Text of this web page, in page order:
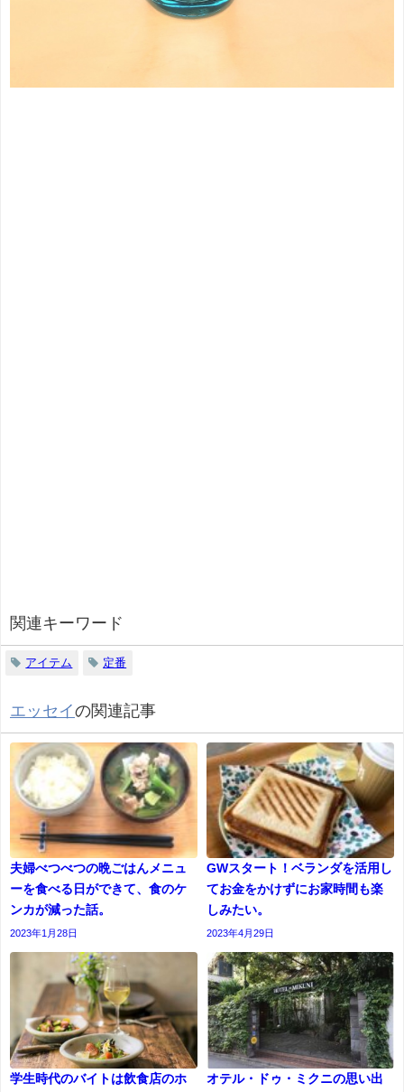
関連キーワード
アイテム 定番
エッセイの関連記事
夫婦べつべつの晩ごはんメニュ
ーを食べる日ができて、食のケ
ンカが減った話。
2023年1月28日
GWスタート！ベランダを活用し
てお金をかけずにお家時間も楽
しみたい。
2023年4月29日
学生時代のバイトは飲食店のホ
オテル・ドゥ・ミクニの思い出